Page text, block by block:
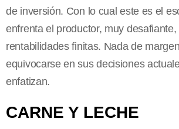
de inversión. Con lo cual este es el
enfrenta el productor, muy
rentabilidades finitas. Nada de
equivocarse en sus decisiones
enfatizan.
CARNE Y LECHE